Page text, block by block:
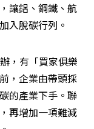
讓鋁、鋼鐵、航
入脫碳行列。
，有「買家俱樂
，企業由帶頭採
的產業下手。聯
再增加一項難減